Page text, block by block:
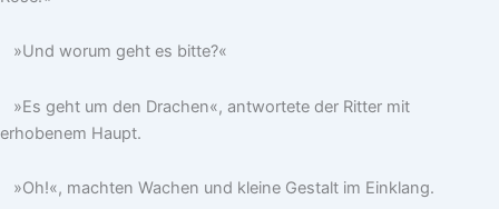
»Und worum geht es bitte?«
»Es geht um den Drachen«, antwortete der Ritter mit
erhobenem Haupt.
»Oh!«, machten Wachen und kleine Gestalt im Einklang.